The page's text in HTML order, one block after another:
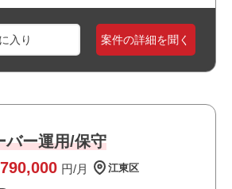
案件の詳細を聞く
バー運用/保守
790,000 円/月 江東区
×で利用実績の有無と、〇の場合は経
Batch)の開発経験：3年以上
開発経験：3年以上